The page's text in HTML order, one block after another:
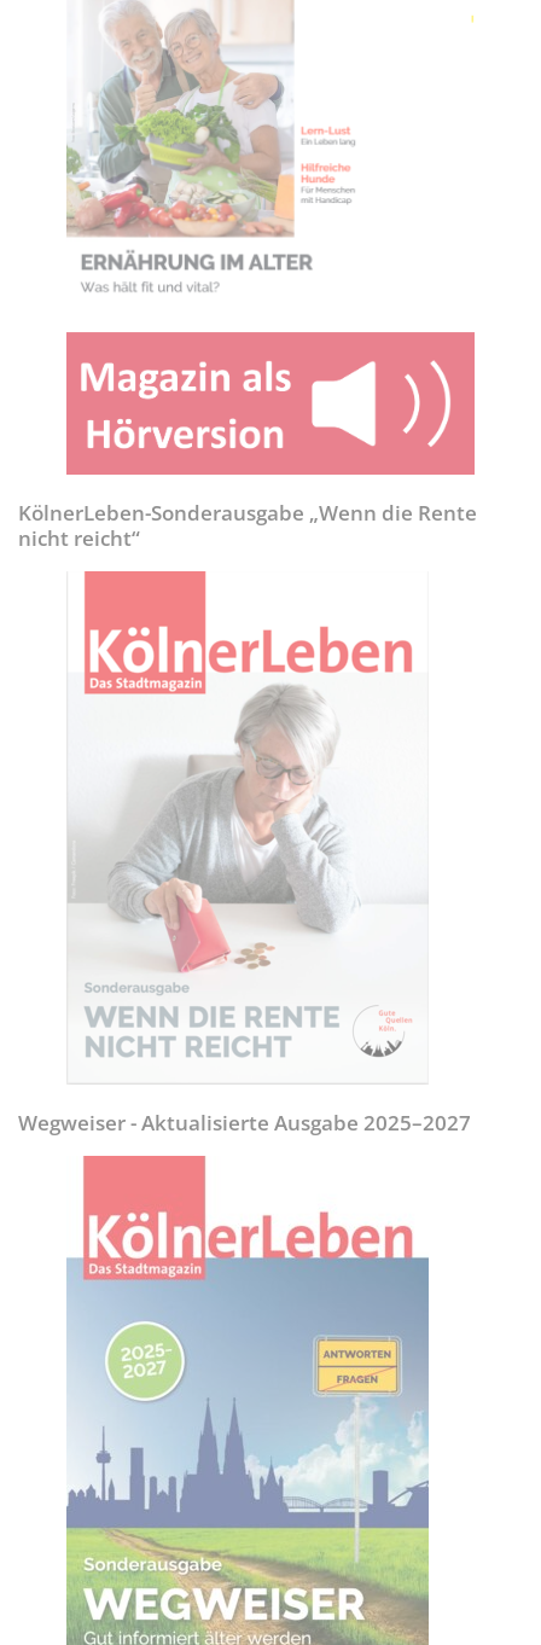
KölnerLeben-Sonderausgabe „Wenn die Rente
nicht reicht“
Wegweiser - Aktualisierte Ausgabe 2025–2027